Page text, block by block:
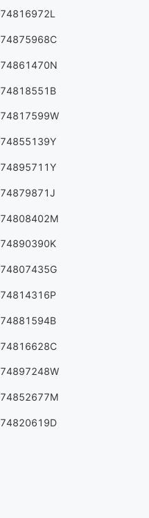
74816972L
74875968C
74861470N
74818551B
74817599W
74855139Y
74895711Y
74879871J
74808402M
74890390K
74807435G
74814316P
74881594B
74816628C
74897248W
74852677M
74820619D